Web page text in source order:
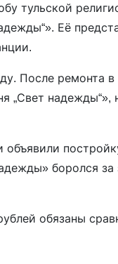
тульской
Её
После ремонта
„Свет надежды“»,
объявили
боролся
обязаны